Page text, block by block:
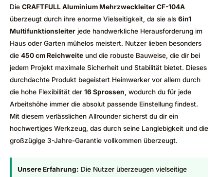
Die CRAFTFULL Aluminium Mehrzweckleiter CF-104A
überzeugt durch ihre enorme Vielseitigkeit, da sie als 6in1
Multifunktionsleiter jede handwerkliche Herausforderung im
Haus oder Garten mühelos meistert. Nutzer lieben besonders
die 450 cm Reichweite und die robuste Bauweise, die dir bei
jedem Projekt maximale Sicherheit und Stabilität bietet. Dieses
durchdachte Produkt begeistert Heimwerker vor allem durch
die hohe Flexibilität der 16 Sprossen, wodurch du für jede
Arbeitshöhe immer die absolut passende Einstellung findest.
Mit diesem verlässlichen Allrounder sicherst du dir ein
hochwertiges Werkzeug, das durch seine Langlebigkeit und die
großzügige 3-Jahre-Garantie vollkommen überzeugt.
Unsere Erfahrung: Die Nutzer überzeugen vielseitige